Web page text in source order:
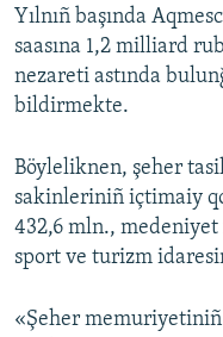
RFE/RS bütün
Yılnıñ başında
saasına 1,2 milliard
nezareti astında
bildirmekte.
Böyleliknen, şeher
sakinleriniñ içtimaiy
432,6 mln.,
sport ve turizm
«Şeher